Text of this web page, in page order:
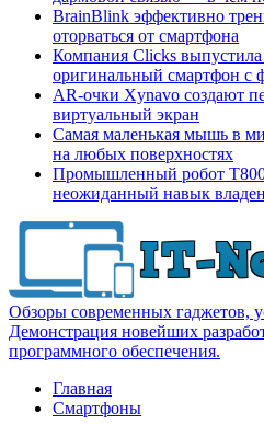
BrainBlink эффективно
оторваться от смартфона
Компания Clicks
оригинальный смартфон с
AR-очки Xynavo создают
виртуальный экран
Самая маленькая мышь в
на любых поверхностях
Промышленный робот Т800
неожиданный навык
Обзоры современных гаджетов,
Демонстрация новейших
программного обеспечения.
Главная
Смартфоны